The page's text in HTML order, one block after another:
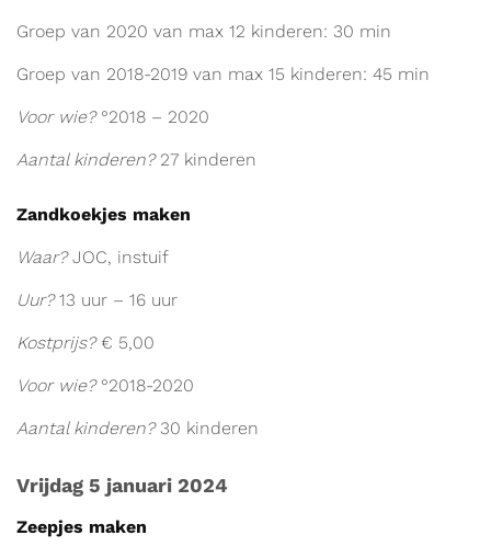
Groep van 2020 van max 12 kinderen: 30 min
Groep van 2018-2019 van max 15 kinderen: 45 min
Voor wie? °2018 – 2020
Aantal kinderen? 27 kinderen
Zandkoekjes maken
Waar?JOC, instuif
Uur?13 uur – 16 uur
Kostprijs?€ 5,00
Voor wie? °2018-2020
Aantal kinderen? 30 kinderen
Vrijdag 5 januari 2024
Zeepjes maken